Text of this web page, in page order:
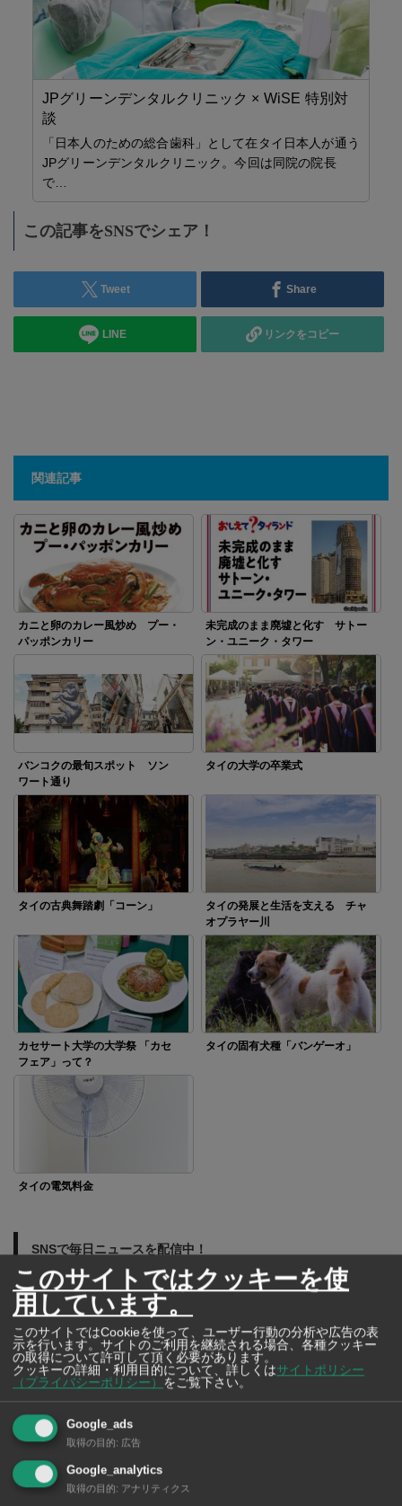
グ
JPグリーンデンタルクリニック × WiSE 特別対
談
「日本人のための総合歯科」として在タイ日本人が通う
JPグリーンデンタルクリニック。今回は同院の院長
で…
に
この記事をSNSでシェア！
Tweet Share
LINE リンクをコピー
関連記事
カニと卵のカレー風炒め プー・
パッポンカリー
未完成のまま廃墟と化す サトー
ン・ユニーク・タワー
バンコクの最旬スポット ソン
ワート通り
タイの大学の卒業式
タイの古典舞踏劇「コーン」
タイの発展と生活を支える チャ
オプラヤー川
カセサート大学の大学祭 「カセ
フェア」って？
タイの固有犬種「バンゲーオ」
タイの電気料金
SNSで毎日ニュースを配信中！
このサイトではクッキーを使
用しています。
このサイトではCookieを使って、ユーザー行動の分析や広告の表
示を行います。サイトのご利用を継続される場合、各種クッキー
の取得について許可して頂く必要があります。
クッキーの詳細・利用目的について、詳しくはサイトポリシー
（プライバシーポリシー）
をご覧下さい。
Google_ads
取得の目的: 広告
Google_analytics
取得の目的: アナリティクス